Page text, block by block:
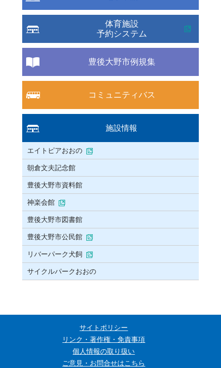
体育施設
予約システム
豊後大野市例規集
コミュニティバス
施設情報
エイトピアおおの
朝倉文夫記念館
豊後大野市資料館
神楽会館
豊後大野市図書館
豊後大野市公民館
リバーパーク犬飼
サイクルパークおおの
サイトポリシー
リンク・著作権・免責事項
個人情報の取り扱い
ご意見・お問合せはこちら